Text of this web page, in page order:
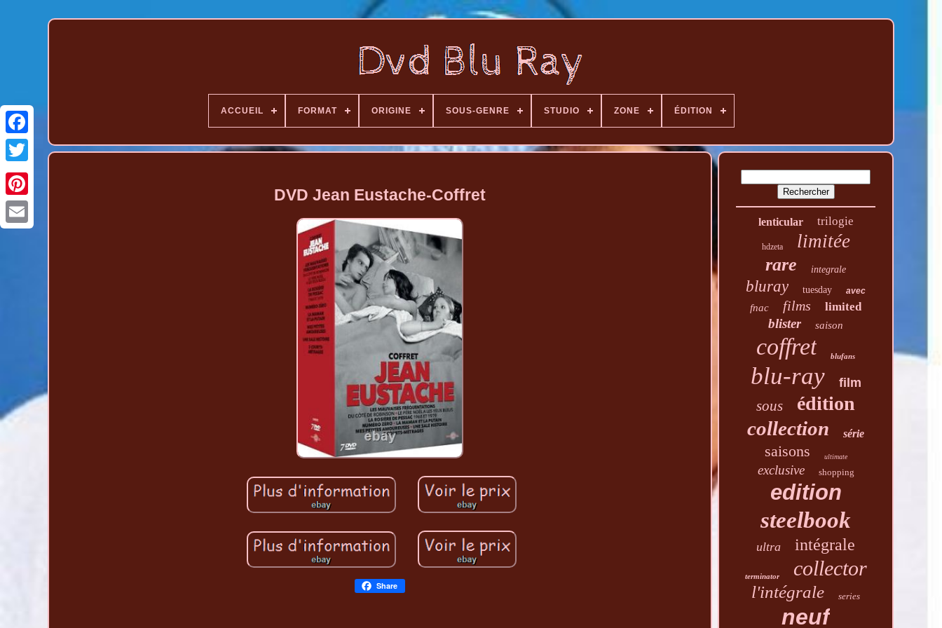
Pinterest
ACCUEIL FORMAT ORIGINE SOUS-GENRE STUDIO ZONE ÉDITION
DVD Jean Eustache-Coffret
Share
lenticular trilogie
hdzeta limitée
rare integrale
bluray tuesday avec
fnac films limited
blister saison
coffret blufans
blu-ray film
sous édition
collection série
saisons ultimate
exclusive shopping
edition
steelbook
ultra intégrale
terminator collector
l'intégrale series
neuf